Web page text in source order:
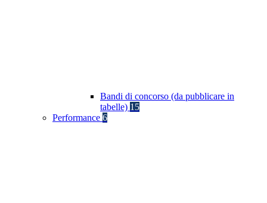
Bandi di concorso (da pubblicare in
tabelle) 15
Performance 6